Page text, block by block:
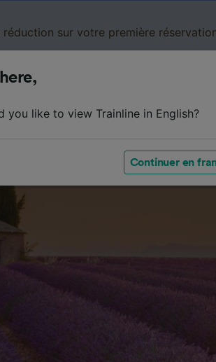
sur votre première
you like to view Trainline in English?
Continuer en